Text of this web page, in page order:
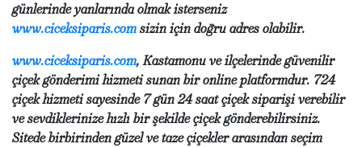
günlerinde yanlarında olmak isterseniz
www.ciceksiparis.com sizin için doğru adres olabilir.
www.ciceksiparis.com, Kastamonu ve ilçelerinde güvenilir
çiçek gönderimi hizmeti sunan bir online platformdur. 724
çiçek hizmeti sayesinde 7 gün 24 saat çiçek siparişi verebilir
ve sevdiklerinize hızlı bir şekilde çiçek gönderebilirsiniz.
Sitede birbirinden güzel ve taze çiçekler arasından seçim